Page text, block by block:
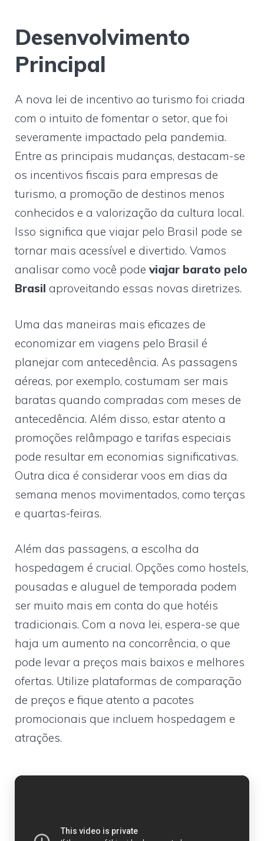
Desenvolvimento
Principal
A nova lei de incentivo ao turismo foi criada
com o intuito de fomentar o setor, que foi
severamente impactado pela pandemia.
Entre as principais mudanças, destacam-se
os incentivos fiscais para empresas de
turismo, a promoção de destinos menos
conhecidos e a valorização da cultura local.
Isso significa que viajar pelo Brasil pode se
tornar mais acessível e divertido. Vamos
analisar como você pode viajar barato pelo
Brasil aproveitando essas novas diretrizes.
Uma das maneiras mais eficazes de
economizar em viagens pelo Brasil é
planejar com antecedência. As passagens
aéreas, por exemplo, costumam ser mais
baratas quando compradas com meses de
antecedência. Além disso, estar atento a
promoções relâmpago e tarifas especiais
pode resultar em economias significativas.
Outra dica é considerar voos em dias da
semana menos movimentados, como terças
e quartas-feiras.
Além das passagens, a escolha da
hospedagem é crucial. Opções como hostels,
pousadas e aluguel de temporada podem
ser muito mais em conta do que hotéis
tradicionais. Com a nova lei, espera-se que
haja um aumento na concorrência, o que
pode levar a preços mais baixos e melhores
ofertas. Utilize plataformas de comparação
de preços e fique atento a pacotes
promocionais que incluem hospedagem e
atrações.